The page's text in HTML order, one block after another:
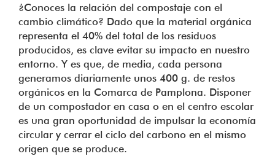
¿Conoces la relación del compostaje con el
cambio climático? Dado que la material orgánica
representa el 40% del total de los residuos
producidos, es clave evitar su impacto en nuestro
entorno. Y es que, de media, cada persona
generamos diariamente unos 400 g. de restos
orgánicos en la Comarca de Pamplona. Disponer
de un compostador en casa o en el centro escolar
es una gran oportunidad de impulsar la economía
circular y cerrar el ciclo del carbono en el mismo
origen que se produce.